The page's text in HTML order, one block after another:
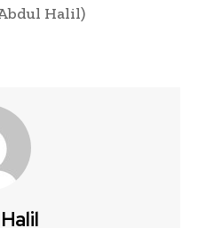
Halil)